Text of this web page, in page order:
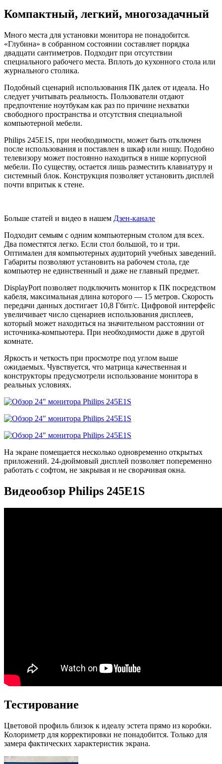
Компактный, легкий, многозадачный
Много места для установки монитора не понадобится.
«Глубина» в собранном состоянии составляет порядка
двадцати сантиметров. Подходит при отсутствии
специального рабочего места. Вплоть до кухонного стола или
журнального столика.
Подобный сценарий использования ПК далек от идеала. Но
следует учитывать реальность. Пользователи отдают
предпочтение ноутбукам как раз по причине нехватки
свободного пространства и отсутствия специальной
компьютерной мебели.
Philips 245E1S, при необходимости, может быть отключен
после использования и поставлен в шкаф или нишу. Подобно
телевизору может постоянно находиться в нише корпусной
мебели. По существу, остается лишь разместить клавиатуру и
системный блок. Конструкция позволяет установить дисплей
почти впритык к стене.
Больше статей и видео в нашем Дзен-канале
Подходит семьям с одним компьютерным столом для всех.
Два поместятся легко. Если стол большой, то и три.
Оптимален для компьютерных аудиторий учебных заведений.
Габариты позволяют установить на рабочем стола, где
компьютер не единственный и даже не главный предмет.
DisplayPort позволяет подключить монитор к ПК посредством
кабеля, максимальная длина которого — 15 метров. Скорость
передачи данных достигает 10,8 Гбит/с. Цифровой интерфейс
увеличивает число сценариев использования дисплеев,
который может находиться на значительном расстоянии от
источника-компьютера. При необходимости даже в другой
комнате.
Яркость и четкость при просмотре под углом выше
ожидаемых. Чувствуется, что матрица качественная и
конструкторы предусмотрели использование монитора в
реальных условиях.
На экране помещается несколько одновременно открытых
приложений. 24-дюймовый дисплей позволяет попеременно
работать с софтом, не закрывая и не сворачивая окна.
Видеообзор Philips 245E1S
Тестирование
Цветовой профиль близок к идеалу эстета прямо из коробки.
Колориметр для корректировки не понадобится. Только для
замера фактических характеристик экрана.